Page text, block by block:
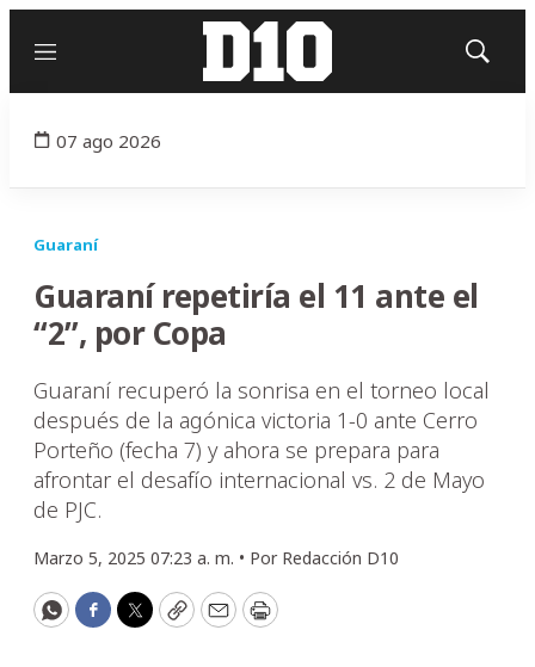
Menú
Mostrar
07 ago 2026
Guaraní
Guaraní repetiría el 11 ante el
“2”, por Copa
Guaraní recuperó la sonrisa en el torneo local
después de la agónica victoria 1-0 ante Cerro
Porteño (fecha 7) y ahora se prepara para
afrontar el desafío internacional vs. 2 de Mayo
de PJC.
Marzo 5, 2025 07:23 a. m. • Por Redacción D10
WhatsApp
Facebook
Twitter
CopyEmailPrint